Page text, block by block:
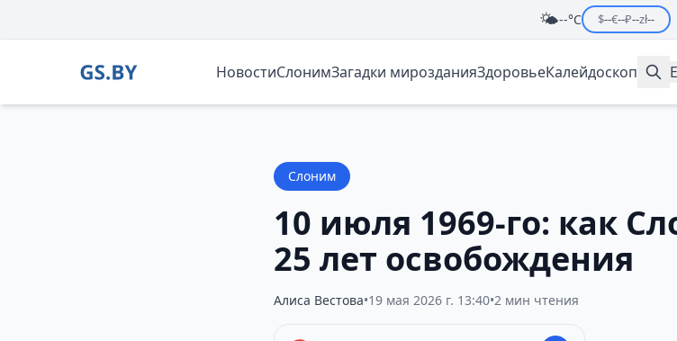
🌤️--°C $--€--₽--zł--
НовостиСлонимЗагадки мирозданияЗдоровьеКалейдоскоп
Слоним
10 июля 1969-го: как
25 лет освобождения
Алиса Вестова•19 мая 2026 г. 13:40•2 мин чтения